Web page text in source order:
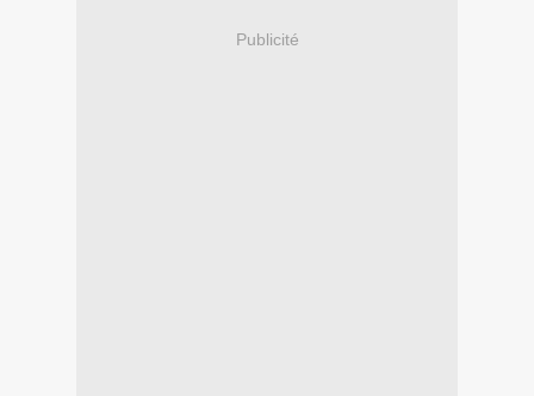
Publicité